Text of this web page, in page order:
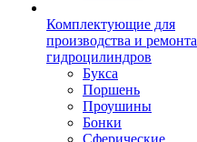
Комплектующие для
производства и ремонта
гидроцилиндров
Букса
Поршень
Проушины
Бонки
Сферические